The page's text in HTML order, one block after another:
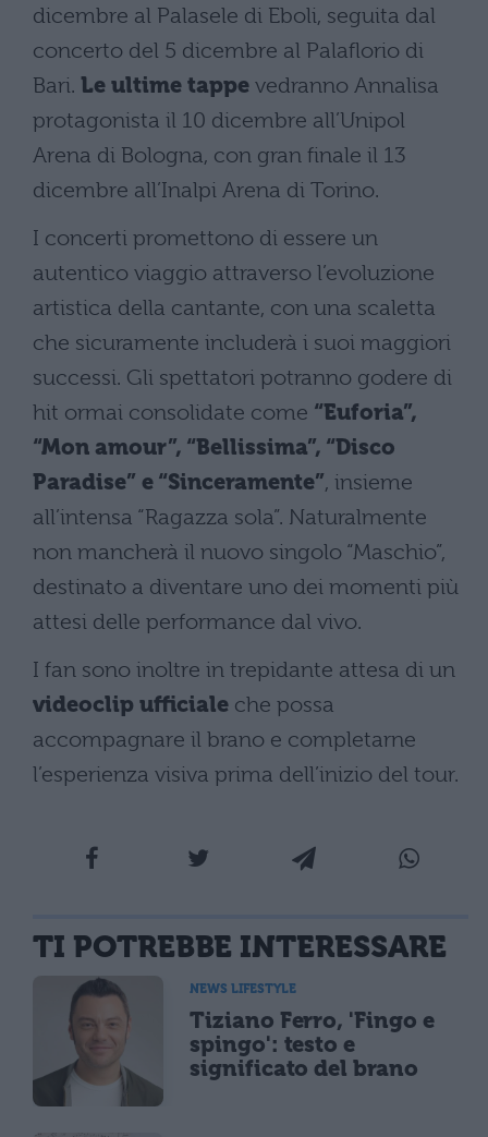
dicembre al Palasele di Eboli, seguita dal
concerto del 5 dicembre al Palaflorio di
Bari. Le ultime tappe vedranno Annalisa
protagonista il 10 dicembre all’Unipol
Arena di Bologna, con gran finale il 13
dicembre all’Inalpi Arena di Torino.
I concerti promettono di essere un
autentico viaggio attraverso l’evoluzione
artistica della cantante, con una scaletta
che sicuramente includerà i suoi maggiori
successi. Gli spettatori potranno godere di
hit ormai consolidate come “Euforia”,
“Mon amour”, “Bellissima”, “Disco
Paradise” e “Sinceramente”, insieme
all’intensa “Ragazza sola”. Naturalmente
non mancherà il nuovo singolo “Maschio”,
destinato a diventare uno dei momenti più
attesi delle performance dal vivo.
I fan sono inoltre in trepidante attesa di un
videoclip ufficiale che possa
accompagnare il brano e completarne
l’esperienza visiva prima dell’inizio del tour.
TI POTREBBE INTERESSARE
NEWS LIFESTYLE
Tiziano Ferro, 'Fingo e
spingo': testo e
significato del brano